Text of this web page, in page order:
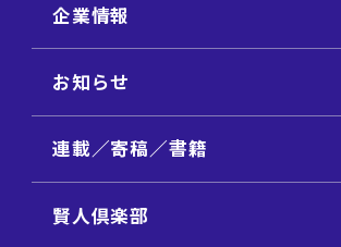
企業情報
お知らせ
連載／寄稿／書籍
賢人倶楽部